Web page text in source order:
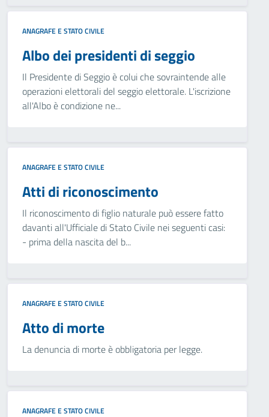
ANAGRAFE E STATO CIVILE
Albo dei presidenti di seggio
Il Presidente di Seggio è colui che sovraintende alle
operazioni elettorali del seggio elettorale. L'iscrizione
all'Albo è condizione ne...
ANAGRAFE E STATO CIVILE
Atti di riconoscimento
Il riconoscimento di figlio naturale può essere fatto
davanti all'Ufficiale di Stato Civile nei seguenti casi:
- prima della nascita del b...
ANAGRAFE E STATO CIVILE
Atto di morte
La denuncia di morte è obbligatoria per legge.
ANAGRAFE E STATO CIVILE